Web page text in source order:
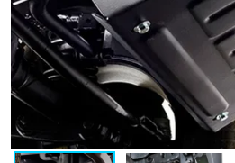
АКЦИИ
О КОМПАНИИ
КОНТАКТЫ